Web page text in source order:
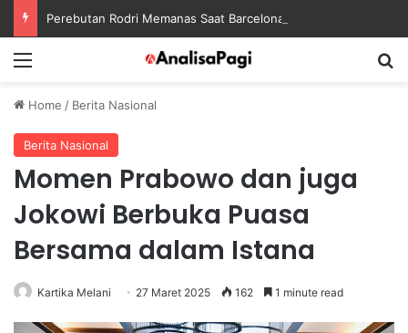
Home / Berita Nasional
Berita Nasional
Momen Prabowo dan juga
Jokowi Berbuka Puasa
Bersama dalam Istana
Kartika Melani 27 Maret 2025 162 1 minute read